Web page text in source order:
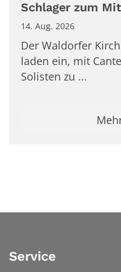
Schlager zum
14. Aug. 2026
Der Waldorfer
laden ein, mit
Solisten zu ...
Service